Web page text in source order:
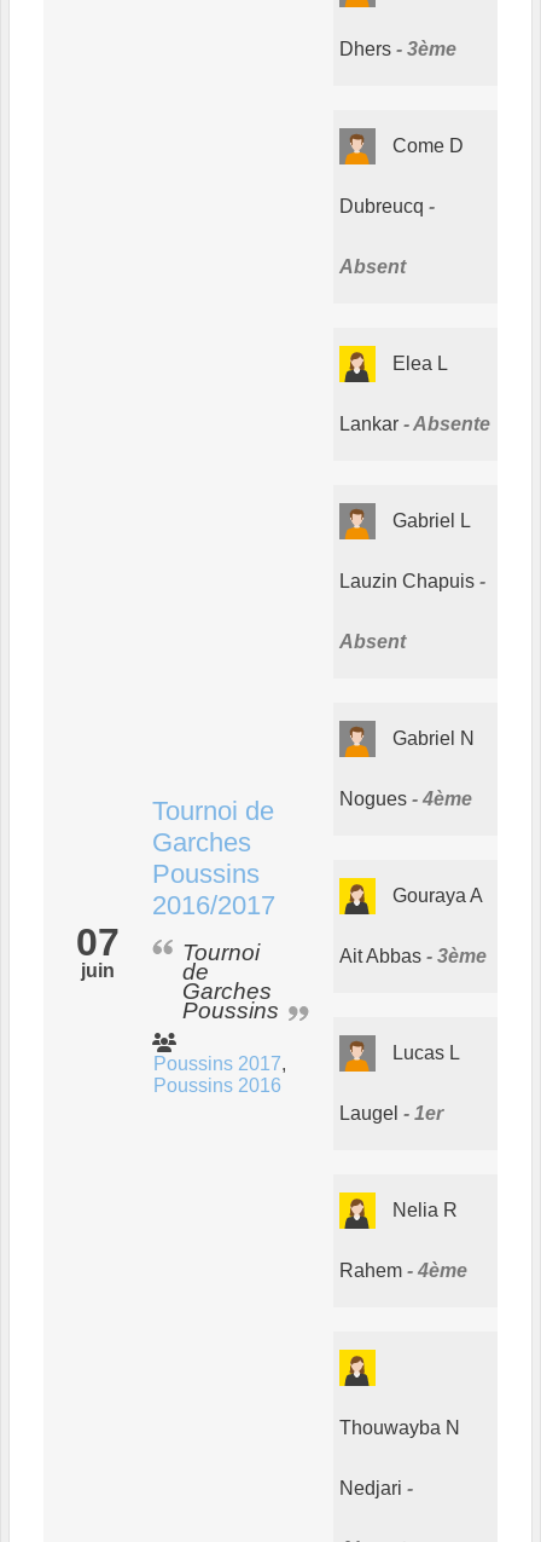
07
juin
Tournoi de
Garches
Poussins
2016/2017
Tournoi
de
Garches
Poussins
Poussins 2017
Poussins 2016
Dhers 3ème
Come D
Dubreucq
Absent
Elea L
Lankar Absente
Gabriel L
Lauzin Chapuis
Absent
Gabriel N
Nogues 4ème
Gouraya A
Ait Abbas 3ème
Lucas L
Laugel 1er
Nelia R
Rahem 4ème
Thouwayba N
Nedjari